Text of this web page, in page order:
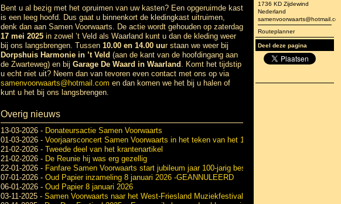
Bent u al bezig met het opruimen van uw kasten? Een opgeruimde kast
is een leeg hoofd. Dus gaat u binnenkort de kledingkast uitruimen,
denk dan aan Samen Voorwaarts. De actie wordt gehouden op zaterdag
17 mei 2025 in zowel ’t Veld als Waarland kunt u dan de kleding weer
bij ons langsbrengen. Tussen 10.00 en 14.00 uur staan we weer bij
Dorpshuis Harmonie in ’t Veld (aan de kant van de hoofdingang aan
de Zwarteweg) en bij Garage De Waard in Waarland . Komt het tijdstip
u echt niet uit? Neem dan van tevoren even contact met ons op via
samenvoorwaarts@hotmail.com en dan komen we het bij u halen of
kunt u het bij ons langsbrengen.
Overig nieuws
13-03-2026 - Donateursactie Samen Voorwaarts
01-03-2026 - Voorjaarsconcert Samen Voorwaarts in het teken van het 100-jarig bestaan
21-02-2026 - Tweede deel van het krantenartikel
21-02-2026 - De Reunie hij was erg gezellig
22-01-2026 - Fanfare Samen Voorwaarts start jubileum jaar 100-jarig bestaan met grote reünie
07-01-2026 - Oud Papier inzameling 8 januari 2026 -GEANNULEERD
06-01-2026 - Oud Papier 8 januari 2026
03-11-2025 - Samen Voorwaarts naar het West-Friesland Muziekfestival
1736 KD Zijdewind
Nederland
samenvoorwaarts@hotmail.com
Routeplanner
Deel deze pagina